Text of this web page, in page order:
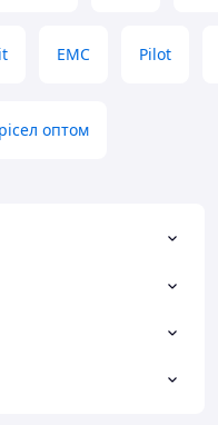
EMC Pilot
оптом